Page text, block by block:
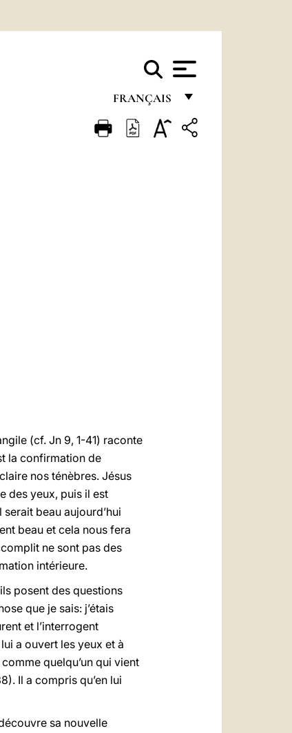
FRANÇAIS
FRANÇAIS
(cf. Jn 9, 1-41) raconte
la confirmation de
nos ténèbres. Jésus
des yeux, puis il est
beau aujourd’hui
beau et cela nous fera
ne sont pas des
intérieure.
posent des questions
que je sais: j’étais
et l’interrogent
a ouvert les yeux et à
quelqu’un qui vient
Il a compris qu’en lui
sa nouvelle